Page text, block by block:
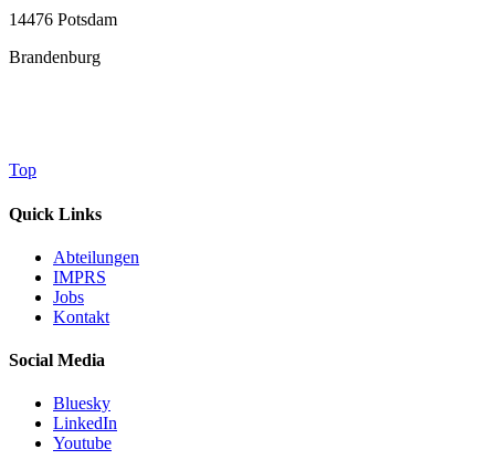
14476 Potsdam
Brandenburg
Top
Quick Links
Abteilungen
IMPRS
Jobs
Kontakt
Social Media
Bluesky
LinkedIn
Youtube